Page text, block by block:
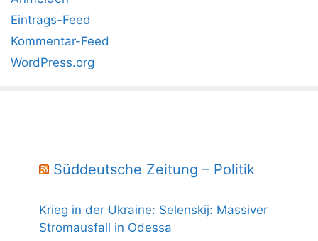
Eintrags-Feed
Kommentar-Feed
WordPress.org
Süddeutsche Zeitung – Politik
Krieg in der Ukraine: Selenskij: Massiver
Stromausfall in Odessa